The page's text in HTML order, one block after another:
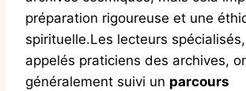
préparation rigoureuse et une
spirituelle.Les lecteurs
appelés praticiens des archives,
généralement suivi un parcours